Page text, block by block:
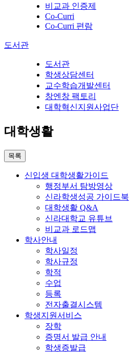
비교과 인증제
Co-Curri
Co-Curri 편람
도서관
도서관
학생상담센터
교수학습개발센터
창엔창 팩토리
대학혁신지원사업단
대학생활
목록
신입생 대학생활가이드
행정부서 탐방영상
신라학생성공 가이드북
대학생활 Q&A
신라대학교 유튜브
비교과 로드맵
학사안내
학사일정
학사규정
학적
수업
등록
전자출결시스템
학생지원서비스
장학
증명서 발급 안내
학생증발급